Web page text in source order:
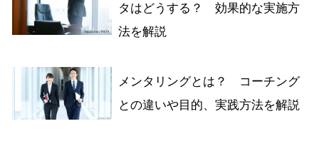
タはどうする？ 効果的な実施方
法を解説
メンタリングとは？ コーチング
との違いや目的、実践方法を解説